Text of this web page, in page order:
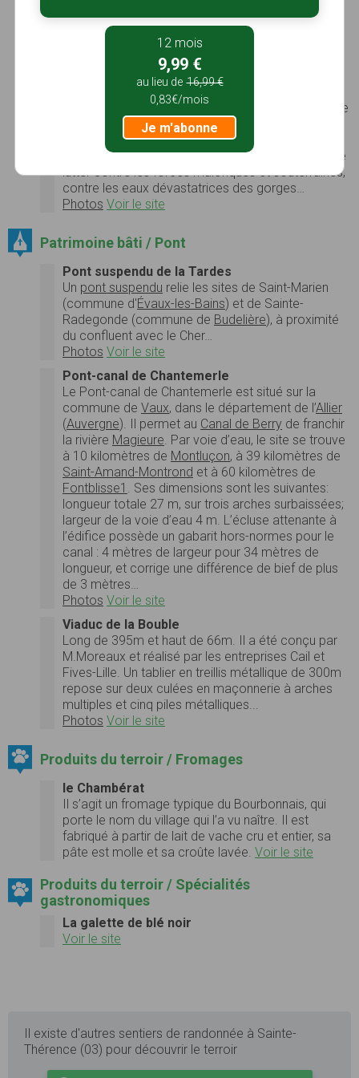
Photos Voir le site
Chapelle Sainte-Radegonde
C'est Sainte Radegonde qui a été choisie comme
protectrice des lieux. En effet, Arnegonde,
Aregonde ou Radegonde sont des termes
hydronymiques que l'on peut traduire par "le gué de
l'eau". En parler dialectal, un "gué" est un "gond" ou
"gandat". Mais c'est également une sainte qui est
choisie pour l'intonation de son nom qui permet de
lutter contre les forces maléfiques et souterraines,
contre les eaux dévastatrices des gorges…
Photos Voir le site
Patrimoine bâti / Pont
Pont suspendu de la Tardes
Un pont suspendu relie les sites de Saint-Marien
(commune d'Évaux-les-Bains) et de Sainte-
Radegonde (commune de Budelière), à proximité
du confluent avec le Cher…
Photos Voir le site
Pont-canal de Chantemerle
Le Pont-canal de Chantemerle est situé sur la
commune de Vaux, dans le département de l’Allier
(Auvergne). Il permet au Canal de Berry de franchir
la rivière Magieure. Par voie d’eau, le site se trouve
à 10 kilomètres de Montluçon, à 39 kilomètres de
Saint-Amand-Montrond et à 60 kilomètres de
Fontblisse1 . Ses dimensions sont les suivantes:
longueur totale 27 m, sur trois arches surbaissées;
largeur de la voie d’eau 4 m. L’écluse attenante à
l’édifice possède un gabarit hors-normes pour le
canal : 4 mètres de largeur pour 34 mètres de
longueur, et corrige une différence de bief de plus
de 3 mètres…
Photos Voir le site
Viaduc de la Bouble
Long de 395m et haut de 66m. Il a été conçu par
M.Moreaux et réalisé par les entreprises Cail et
Fives-Lille. Un tablier en treillis métallique de 300m
repose sur deux culées en maçonnerie à arches
multiples et cinq piles métalliques...
Photos Voir le site
Produits du terroir / Fromages
le Chambérat
Il s’agit un fromage typique du Bourbonnais, qui
porte le nom du village qui l’a vu naître. Il est
fabriqué à partir de lait de vache cru et entier, sa
pâte est molle et sa croûte lavée. Voir le site
Produits du terroir / Spécialités
gastronomiques
La galette de blé noir
Voir le site
Il existe d'autres sentiers de randonnée à Sainte-
Thérence (03) pour découvrir le terroir
12 mois
9,99 €
au lieu de 16,99 €
0,83€/mois
Je m'abonne